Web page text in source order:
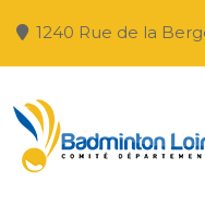
1240 Rue de la